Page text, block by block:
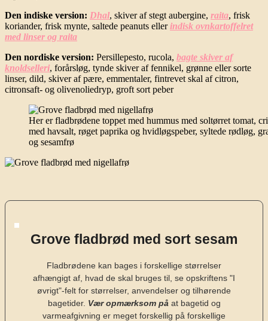
Den indiske version: Dhal, skiver af stegt aubergine, raita, frisk
koriander, frisk mynte, saltede peanuts ellerindisk ovnkartoffelret
med linser og raita
Den nordiske version: Persillepesto, rucola, bagte skiver af
knoldselleri, forårsløg, tynde skiver af fennikel, grønne eller sorte
linser, dild, skiver af pære, emmentaler, fintrevet skal af citron,
citronsaft- og olivenoliedryp, groft sort peber
Her er fladbrødene toppet med hummus med soltørret tomat,
med havsalt, røget paprika og hvidløgspeber, syltede rødløg,
og sesamfrø
Grove fladbrød med sort sesam
Fladbrødene kan bages i forskellige størrelser
afhængigt af, hvad de skal bruges til, se opskriftens "I
øvrigt"-felt for størrelser, anvendelser og tilhørende
bagetider. Vær opmærksom på at bagetid og
varmeafgivning er meget forskellig på forskellige